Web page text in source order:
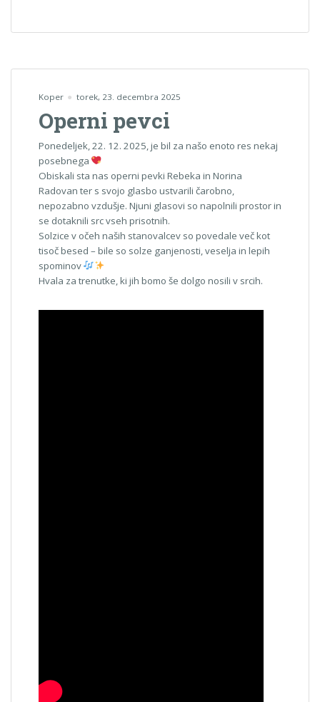
Koper torek, 23. decembra 2025
Operni pevci
Ponedeljek, 22. 12. 2025, je bil za našo enoto res nekaj
posebnega
Obiskali sta nas operni pevki Rebeka in Norina
Radovan ter s svojo glasbo ustvarili čarobno,
nepozabno vzdušje. Njuni glasovi so napolnili prostor in
se dotaknili src vseh prisotnih.
Solzice v očeh naših stanovalcev so povedale več kot
tisoč besed – bile so solze ganjenosti, veselja in lepih
spominov
Hvala za trenutke, ki jih bomo še dolgo nosili v srcih.